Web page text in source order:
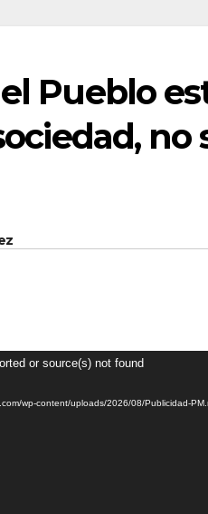
Pueblo
or source(s) not found
wp-content/uploads/2026/08/Publicidad-